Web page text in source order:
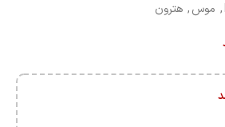
, موس, هترون